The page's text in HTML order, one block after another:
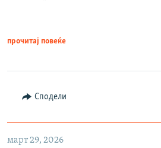
прочитај повеќе
Сподели
март 29, 2026